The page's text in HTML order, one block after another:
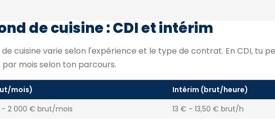
de cuisine : CDI et intérim
de cuisine varie selon l'expérience et le type de contrat. En CDI, tu
mois selon ton parcours.
mois)
Intérim (brut/heure)
- 2 000 € brut/mois
13 € - 13,50 € brut/h